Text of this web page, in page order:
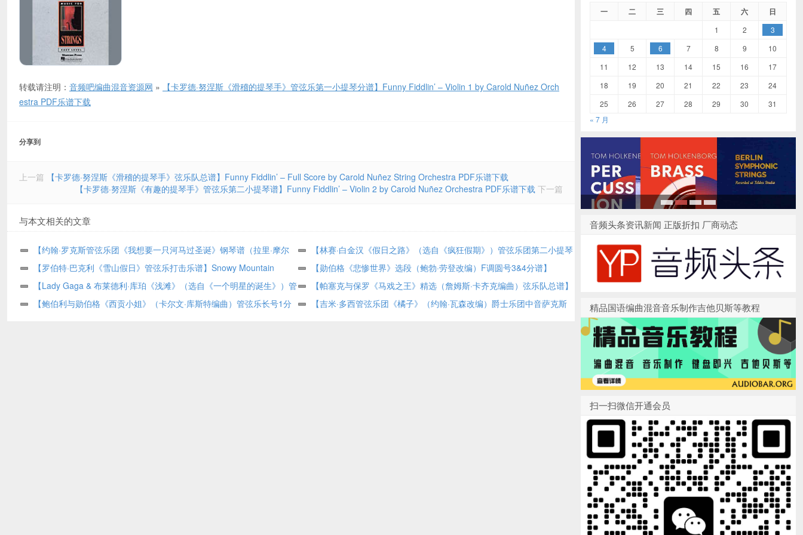
转载请注明： 音频吧编曲混音资源网 »
【卡罗德·努涅斯《滑稽的提琴手》管弦乐第一小提琴分谱】Funny Fiddlin’ – Violin 1 by Carold Nuñez Orch
estra PDF乐谱下载
分享到
上一篇
【卡罗德·努涅斯《滑稽的提琴手》弦乐队总谱】Funny Fiddlin’ – Full Score by Carold Nuñez String Orchestra PDF乐谱下载
【卡罗德·努涅斯《有趣的提琴手》管弦乐第二小提琴谱】Funny Fiddlin’ – Violin 2 by Carold Nuñez Orchestra PDF乐谱下载 下一篇
与本文相关的文章
【约翰·罗克斯管弦乐团《我想要一只河马过圣诞》钢琴谱（拉里·摩尔
改编）】I Want A Hippopotamus For Christmas (arr. Larry Moore) –
Piano by John Rox Orchestra PDF乐谱下载
【林赛·白金汉《假日之路》（选自《疯狂假期》）管弦乐团第二小提琴
分谱（拉里·摩尔改编）】Holiday Road (from National Lampoon’s
Vacation) (arr. Larry Moore) – Violin 2 by Lindsey Buckingham Orchestra
PDF乐谱下载
【罗伯特·巴克利《雪山假日》管弦乐打击乐谱】Snowy Mountain
Holiday – Percussion by Robert Buckley Orchestra PDF乐谱下载
【勋伯格《悲惨世界》选段（鲍勃·劳登改编）F调圆号3&4分谱】
Selections from Les Miserables (arr. Bob Lowden) – F Horn 3 & 4 by
Claude-Michael Schonberg Full Orchestra PDF乐谱下载
【Lady Gaga & 布莱德利·库珀《浅滩》（选自《一个明星的诞生》）管
弦乐第一小提琴分谱（拉里·摩尔改编）】Shallow (from A Star Is Born)
【帕塞克与保罗《马戏之王》精选（詹姆斯·卡齐克编曲）弦乐队总谱】
Highlights from The Greatest Showman (arr. James Kazik) – Conductor
【鲍伯利与勋伯格《西贡小姐》（卡尔文·库斯特编曲）管弦乐长号1分
【吉米·多西管弦乐团《橘子》（约翰·瓦森改编）爵士乐团中音萨克斯
一 二 三 四 五 六 日
1 2
3
4
5 6 7 8 9
10
11
12 13 14 15 16
17
18
19 20 21 22 23
24
25
26 27 28 29 30
31
« 7 月
音频头条资讯新闻 正版折扣 厂商动态
精品国语编曲混音音乐制作吉他贝斯等教程
扫一扫微信开通会员